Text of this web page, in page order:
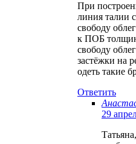
При
линия талии
свободу
к ПОБ
свободу
застёжки на
одеть такие
Ответить
29